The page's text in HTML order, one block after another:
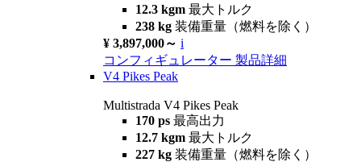
12.3 kgm 最大トルク
238 kg 装備重量（燃料を除く）
¥ 3,897,000～ i
コンフィギュレーター 製品詳細
V4 Pikes Peak
Multistrada V4 Pikes Peak
170 ps 最高出力
12.7 kgm 最大トルク
227 kg 装備重量（燃料を除く）